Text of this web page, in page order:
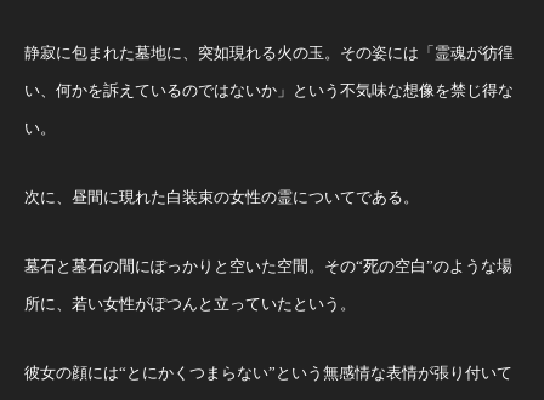
静寂に包まれた墓地に、突如現れる火の玉。その姿には「霊魂が彷徨
い、何かを訴えているのではないか」という不気味な想像を禁じ得な
い。
次に、昼間に現れた白装束の女性の霊についてである。
墓石と墓石の間にぽっかりと空いた空間。その“死の空白”のような場
所に、若い女性がぽつんと立っていたという。
彼女の顔には“とにかくつまらない”という無感情な表情が張り付いて